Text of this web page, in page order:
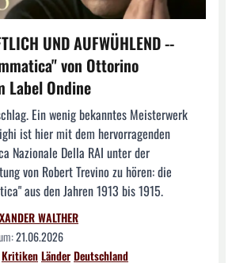
UND AUFWÜHLEND --
von Ottorino
Label Ondine
Ein wenig bekanntes Meisterwerk
ist hier mit dem hervorragenden
Nazionale Della RAI unter der
von Robert Trevino zu hören: die
aus den Jahren 1913 bis 1915.
WALTHER
21.06.2026
KritikenLänderDeutschland